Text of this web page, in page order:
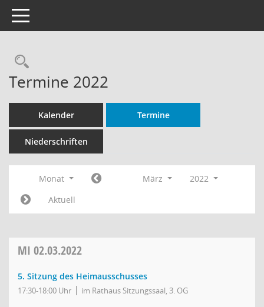
Toggle navigation
Rechercheauswahl
Termine 2022
Kalender Termine
Niederschriften
Monat März
2022
Aktuell
MI 02.03.2022
5. Sitzung des Heimausschusses
17:30-18:00 Uhr im Rathaus Sitzungssaal, 3. OG